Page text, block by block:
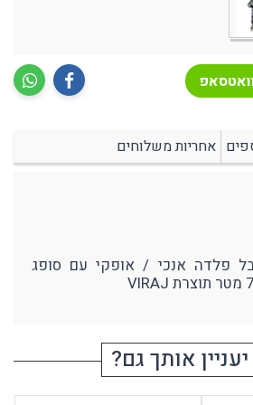
אחריות משלוחים
פלדה אנכי / אופקי עם סופג
אותך גם?